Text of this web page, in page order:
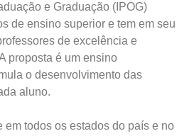
e Graduação (IPOG)
de ensino superior e tem em seu
de excelência e
proposta é um ensino
o desenvolvimento das
aluno.
em todos os estados do país e no